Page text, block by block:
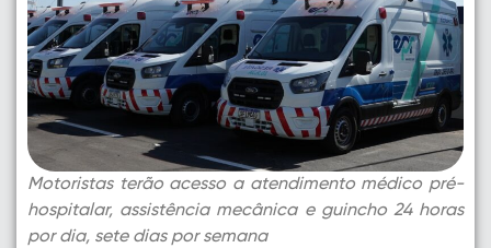
Motoristas terão acesso a atendimento médico pré-
hospitalar, assistência mecânica e guincho 24 horas
por dia, sete dias por semana